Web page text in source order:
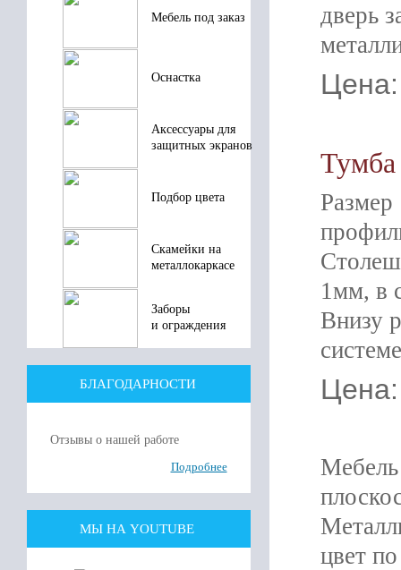
Мебель под заказ
Оснастка
Аксессуары для
защитных экранов
Подбор цвета
Скамейки на
металлокаркасе
Заборы
и ограждения
БЛАГОДАРНОСТИ
Отзывы о нашей работе
Подробнее
МЫ НА YOUTUBE
дверь
Тумба
1мм, в
Внизу
цвет